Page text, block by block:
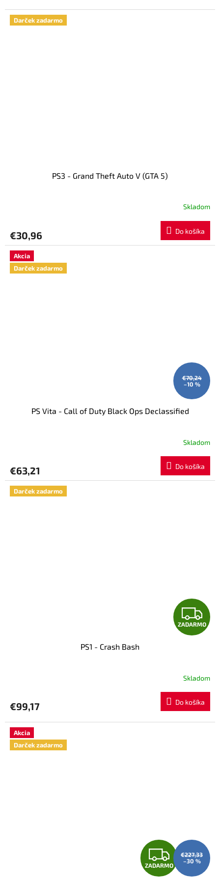
z
Darček zadarmo
PS3 - Grand Theft Auto V (GTA 5)
je
5,0
5
hviezdičiek.
Skladom
€30,96 Do košíka
Akcia
Darček zadarmo
€70,24
–10 %
PS Vita - Call of Duty Black Ops Declassified
Skladom
€63,21 Do košíka
Darček zadarmo
Z
A
A
R
M
ZADARMO
PS1 - Crash Bash
Skladom
€99,17 Do košíka
Akcia
Darček zadarmo
Z
ZADARMO
€227,33
–30 %